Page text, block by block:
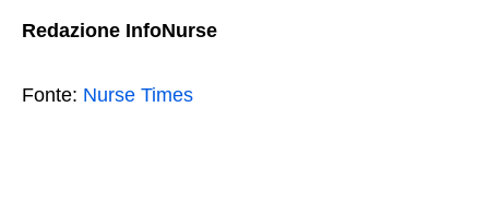
Redazione InfoNurse
Fonte: Nurse Times